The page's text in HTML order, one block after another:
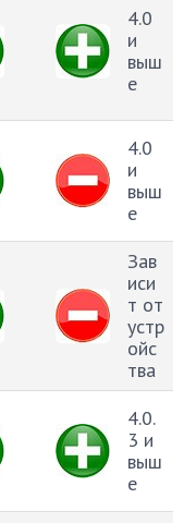
ется
разре
шени
root-
буе
мая
вер
сия
roid
4.0
и
выш
е
4.0
и
выш
е
Зав
иси
т от
устр
ойс
тва
4.0.
3 и
выш
е